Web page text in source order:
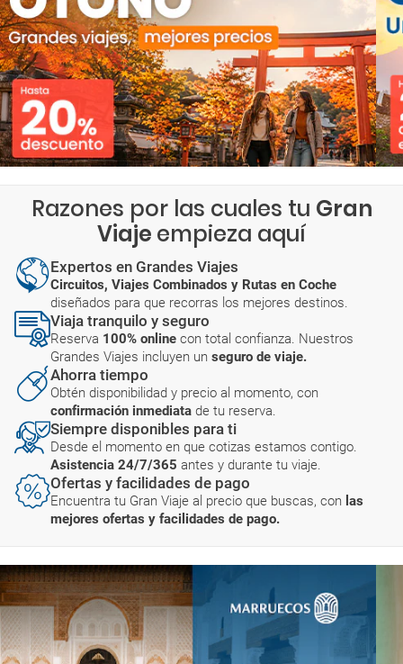
Razones por las cuales tu Gran
Viaje empieza aquí
Expertos en Grandes Viajes
Circuitos, Viajes Combinados y Rutas en Coche
diseñados para que recorras los mejores destinos.
Viaja tranquilo y seguro
Reserva 100% online con total confianza. Nuestros
Grandes Viajes incluyen un seguro de viaje.
Ahorra tiempo
Obtén disponibilidad y precio al momento, con
confirmación inmediata de tu reserva.
Siempre disponibles para ti
Desde el momento en que cotizas estamos contigo.
Asistencia 24/7/365 antes y durante tu viaje.
Ofertas y facilidades de pago
Encuentra tu Gran Viaje al precio que buscas, con las
mejores ofertas y facilidades de pago.